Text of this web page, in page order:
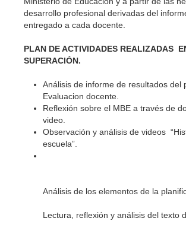
desarrollo profesional derivadas del
entregado a cada docente.
PLAN DE ACTIVIDADES REALIZADAS
SUPERACIÓN.
Análisis de informe de resultados del
Evaluacion docente.
Reflexión sobre el MBE a través de
video.
Observación y análisis de videos
escuela”.
Análisis de los elementos de la
Lectura, reflexión y análisis del texto